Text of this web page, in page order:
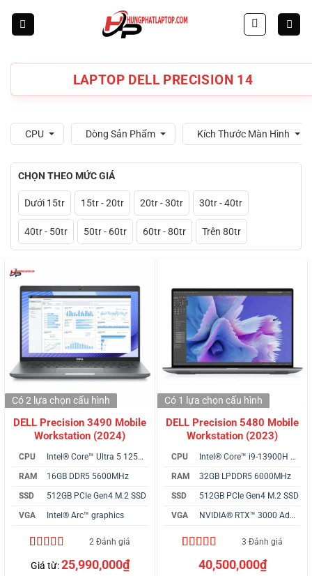
LAPTOP DELL PRECISION 14
CPU Dòng Sản Phẩm Kích Thước Màn Hình
CHỌN THEO MỨC GIÁ
Dưới 15tr 15tr - 20tr 20tr - 30tr 30tr - 40tr
40tr - 50tr 50tr - 60tr 60tr - 80tr Trên 80tr
DELL Precision 3490 Mobile
Workstation (2024)
CPU
Intel® Core™ Ultra 5 125H vPro
RAM
16GB DDR5 5600MHz
SSD
512GB PCIe Gen4 M.2 SSD
VGA
Intel® Arc™ graphics
trên 5
dựa trên
2 Đánh giá
Giá từ:25,990,000₫
Có 2 lựa chọn cấu hình
DELL Precision 5480 Mobile
Workstation (2023)
CPU
Intel® Core™ i9-13900H vPro
RAM
32GB LPDDR5 6000MHz
SSD
512GB PCIe Gen4 M.2 SSD
VGA
NVIDIA® RTX™ 3000 Ada 8GB
4.33trên 5
dựa trên
3 Đánh giá
40,500,000₫
Có 1 lựa chọn cấu hình